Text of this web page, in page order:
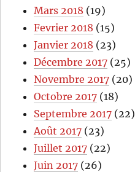
Mars 2018 (19)
Fevrier 2018 (15)
Janvier 2018 (23)
Décembre 2017 (25)
Novembre 2017 (20)
Octobre 2017 (18)
Septembre 2017 (22)
Août 2017 (23)
Juillet 2017 (22)
Juin 2017 (26)